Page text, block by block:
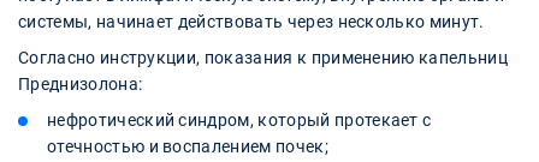
системы, начинает действовать через несколько минут.
Согласно инструкции, показания к применению капельниц
Преднизолона:
нефротический синдром, который протекает с
отечностью и воспалением почек;